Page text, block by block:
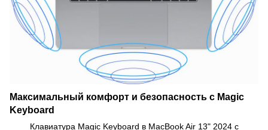
Максимальный комфорт и безопасность с Magic
Keyboard
Клавиатура Magic Keyboard в MacBook Air 13" 2024 с